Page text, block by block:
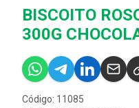
BISCOITO
300G
Código: 11085